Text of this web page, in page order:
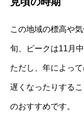
この地域の標高や
旬、ピークは11月
ただし、年によっ
遅くなったりする
のおすすめです。